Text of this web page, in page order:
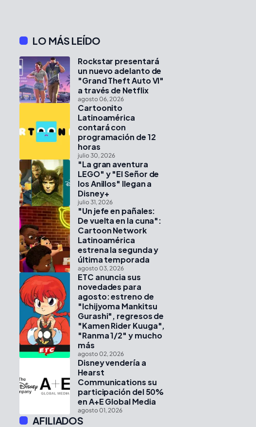
LO MÁS LEÍDO
Rockstar presentará
un nuevo adelanto de
"Grand Theft Auto VI"
a través de Netflix
agosto 06, 2026
Cartoonito
Latinoamérica
contará con
programación de 12
horas
julio 30, 2026
"La gran aventura
LEGO" y "El Señor de
los Anillos" llegan a
Disney+
julio 31, 2026
"Un jefe en pañales:
De vuelta en la cuna":
Cartoon Network
Latinoamérica
estrena la segunda y
última temporada
agosto 03, 2026
ETC anuncia sus
novedades para
agosto: estreno de
"Ichijyoma Mankitsu
Gurashi", regresos de
"Kamen Rider Kuuga",
"Ranma 1/2" y mucho
más
agosto 02, 2026
Disney vendería a
Hearst
Communications su
participación del 50%
en A+E Global Media
agosto 01, 2026
AFILIADOS